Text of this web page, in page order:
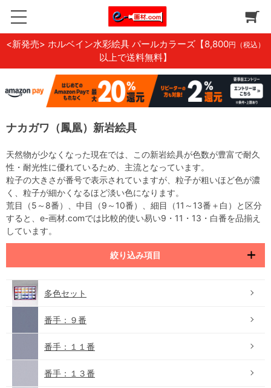
<新発売> ホルベイン水彩絵具 パールカラーズ 【8,800円（税込）
以上で送料無料】
ナカガワ（鳳凰）新岩絵具
天然物が少なくなった現在では、この新岩絵具が色数が豊富で耐久
性・耐光性に優れているため、主流となっています。
粒子の大きさが番号で表示されていますが、粒子が粗いほど色が濃
く、粒子が細かくなるほど淡い色になります。
荒目（5～8番）、中目（9～10番）、細目（11～13番＋白）と区分
すると、e-画材.comでは比較的使い易い9・11・13・白番を品揃え
しています。
絞り込み項目
多色セット
番手：９番
番手：１１番
番手：１３番